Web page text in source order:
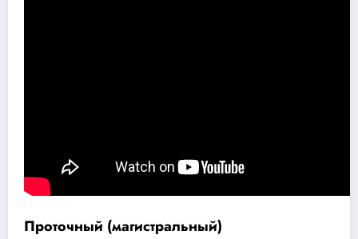
Проточный (магистральный)